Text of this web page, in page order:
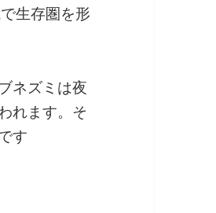
生存圏を形
ネズミは夜
れます。そ
す